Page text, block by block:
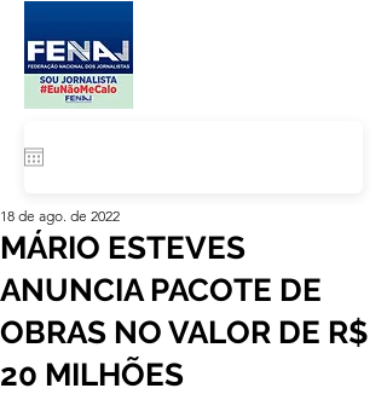
MÁRIO ESTEVES
ANUNCIA PACOTE DE
OBRAS NO VALOR DE R$
20 MILHÕES
18 de ago. de 2022